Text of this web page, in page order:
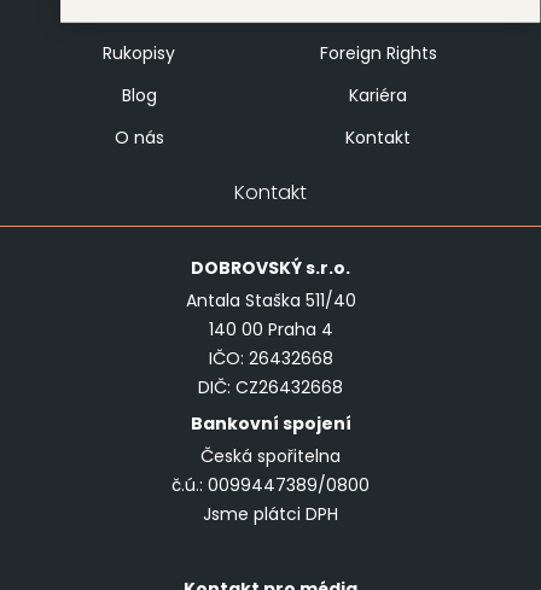
Rukopisy
Foreign Rights
Blog
Kariéra
O nás
Kontakt
Kontakt
DOBROVSKÝs.r.o.
Antala Staška 511/40
140 00 Praha 4
IČO: 26432668
DIČ: CZ26432668
Bankovní spojení
Česká spořitelna
č.ú.: 0099447389/0800
Jsme plátci DPH